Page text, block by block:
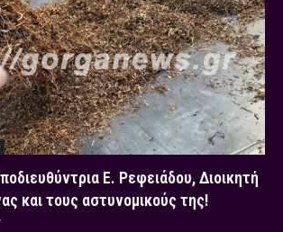
Ε. Ρεφειάδου, Διοικητή
και τους αστυνομικούς της!